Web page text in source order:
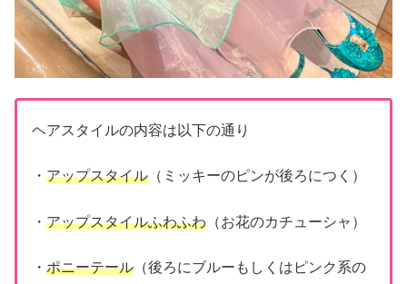
ヘアスタイルの内容は以下の通り
・ アップスタイル （ミッキーのピンが後ろにつく）
・ アップスタイルふわふわ （お花のカチューシャ）
・ ポニーテール （後ろにブルーもしくはピンク系の